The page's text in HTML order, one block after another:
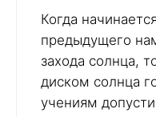
Когда
предыдущего
захода солнца,
диском солнца
учениям